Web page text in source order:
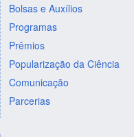
Bolsas e Auxílios
Programas
Prêmios
Popularização da Ciência
Comunicação
Parcerias